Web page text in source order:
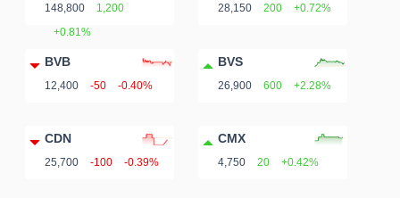
148,800
1,200
+0.81%
28,150 200 +0.72%
BVB
12,400 -50 -0.40%
BVS
26,900 600 +2.28%
CDN
25,700 -100 -0.39%
CMX
4,750 20 +0.42%